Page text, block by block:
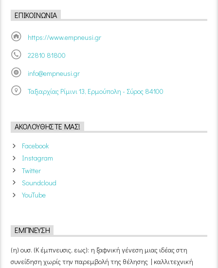
ΕΠΙΚΟΙΝΩΝΊΑ
https://www.empneusi.gr
22810 81800
info@empneusi.gr
Ταξιαρχίας Ρίμινι 13, Ερμούπολη - Σύρος 84100
ΑΚΟΛΟΥΘΉΣΤΕ ΜΑΣ!
Facebook
Instagram
Twitter
Soundcloud
YouTube
ΈΜΠΝΕΥΣΗ
(η) ουσ. (Κ έμπνευσις, εως): η ξαφνική γένεση μιας ιδέας στη
συνείδηση χωρίς την παρεμβολή της θέλησης | καλλιτεχνική